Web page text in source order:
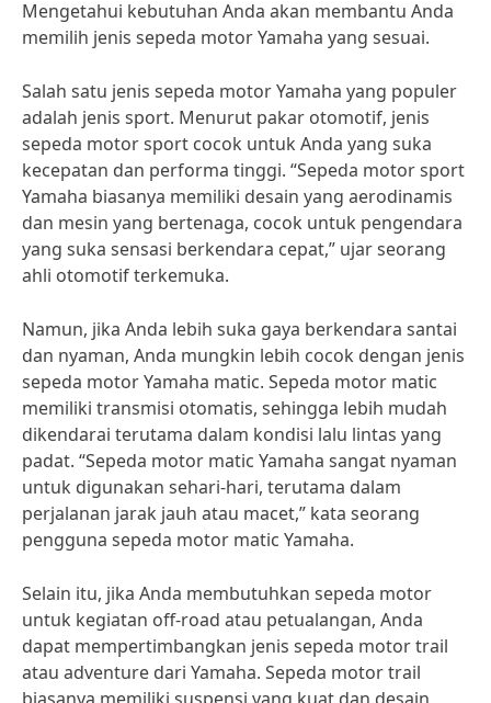
Mengetahui kebutuhan Anda akan membantu Anda
memilih jenis sepeda motor Yamaha yang sesuai.
Salah satu jenis sepeda motor Yamaha yang populer
adalah jenis sport. Menurut pakar otomotif, jenis
sepeda motor sport cocok untuk Anda yang suka
kecepatan dan performa tinggi. “Sepeda motor sport
Yamaha biasanya memiliki desain yang aerodinamis
dan mesin yang bertenaga, cocok untuk pengendara
yang suka sensasi berkendara cepat,” ujar seorang
ahli otomotif terkemuka.
Namun, jika Anda lebih suka gaya berkendara santai
dan nyaman, Anda mungkin lebih cocok dengan jenis
sepeda motor Yamaha matic. Sepeda motor matic
memiliki transmisi otomatis, sehingga lebih mudah
dikendarai terutama dalam kondisi lalu lintas yang
padat. “Sepeda motor matic Yamaha sangat nyaman
untuk digunakan sehari-hari, terutama dalam
perjalanan jarak jauh atau macet,” kata seorang
pengguna sepeda motor matic Yamaha.
Selain itu, jika Anda membutuhkan sepeda motor
untuk kegiatan off-road atau petualangan, Anda
dapat mempertimbangkan jenis sepeda motor trail
atau adventure dari Yamaha. Sepeda motor trail